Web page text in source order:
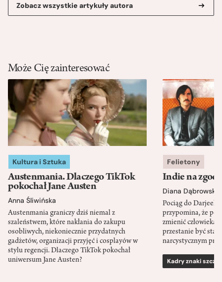
Zobacz wszystkie artykuły autora
Może Cię zainteresować
Kultura i Sztuka
Austenmania. Dlaczego TikTok
pokochał Jane Austen
Anna Śliwińska
Austenmania graniczy dziś niemal z
szaleństwem, które nakłania do zakupu
osobliwych, niekoniecznie przydatnych
gadżetów, organizacji przyjęć i cosplayów w
stylu regencji. Dlaczego TikTok pokochał
uniwersum Jane Austen?
Felietony
Indie na
Diana Dąbrowska
Pociąg do
przypomina, że
zmienić człowieka
przestanie być
narcystycznym
Kadry znaki